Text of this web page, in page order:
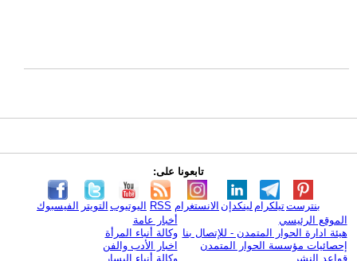
تابعونا على:
الفيسبوك التويتر اليوتيوب RSS الانستغرام لينكدإن تيلكرامبنترست
الموقع الرئيسي
هيئة ادارة الحوار المتمدن - للإتصال بنا
إحصائيات مؤسسة الحوار المتمدن
قواعد النشر
أخبار عامة
وكالة أنباء المرأة
اخبار الأدب والفن
وكالة أنباء اليسار